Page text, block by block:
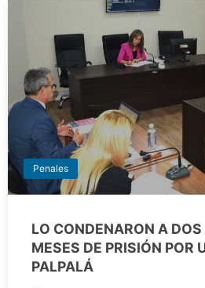
Penales
LO CONDENARON A
MESES DE PRISIÓN POR
PALPALÁ